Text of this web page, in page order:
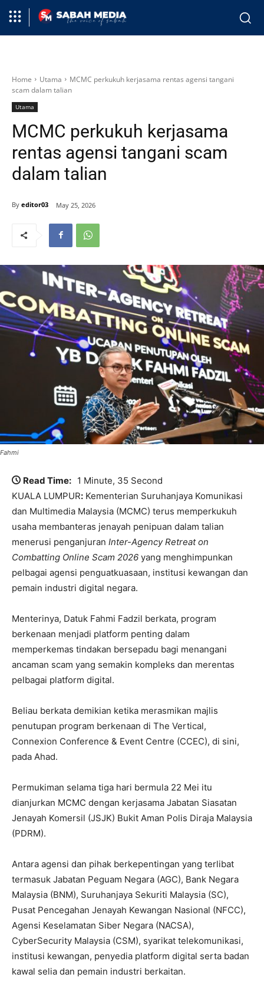
Home Utama
MCMC perkukuh kerjasama rentas agensi tangani
scam dalam talian
Utama
MCMC perkukuh kerjasama
rentas agensi tangani scam
dalam talian
By editor03 May 25, 2026
Fahmi
Read Time: 1 Minute, 35 Second
KUALA LUMPUR: Kementerian Suruhanjaya Komunikasi
dan Multimedia Malaysia (MCMC) terus memperkukuh
usaha membanteras jenayah penipuan dalam talian
menerusi penganjuran Inter-Agency Retreat on
Combatting Online Scam 2026 yang menghimpunkan
pelbagai agensi penguatkuasaan, institusi kewangan dan
pemain industri digital negara.
Menterinya, Datuk Fahmi Fadzil berkata, program
berkenaan menjadi platform penting dalam
memperkemas tindakan bersepadu bagi menangani
ancaman scam yang semakin kompleks dan merentas
pelbagai platform digital.
Beliau berkata demikian ketika merasmikan majlis
penutupan program berkenaan di The Vertical,
Connexion Conference & Event Centre (CCEC), di sini,
pada Ahad.
Permukiman selama tiga hari bermula 22 Mei itu
dianjurkan MCMC dengan kerjasama Jabatan Siasatan
Jenayah Komersil (JSJK) Bukit Aman Polis Diraja Malaysia
(PDRM).
Antara agensi dan pihak berkepentingan yang terlibat
termasuk Jabatan Peguam Negara (AGC), Bank Negara
Malaysia (BNM), Suruhanjaya Sekuriti Malaysia (SC),
Pusat Pencegahan Jenayah Kewangan Nasional (NFCC),
Agensi Keselamatan Siber Negara (NACSA),
CyberSecurity Malaysia (CSM), syarikat telekomunikasi,
institusi kewangan, penyedia platform digital serta badan
kawal selia dan pemain industri berkaitan.